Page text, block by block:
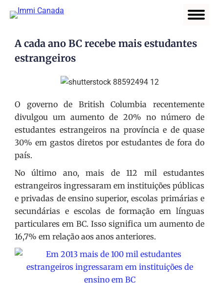
A cada ano BC recebe mais estudantes
estrangeiros
O governo de British Columbia recentemente
divulgou um aumento de 20% no número de
estudantes estrangeiros na província e de quase
30% em gastos diretos por estudantes de fora do
país.
No último ano, mais de 112 mil estudantes
estrangeiros ingressaram em instituições públicas
e privadas de ensino superior, escolas primárias e
secundárias e escolas de formação em línguas
particulares em BC. Isso significa um aumento de
16,7% em relação aos anos anteriores.